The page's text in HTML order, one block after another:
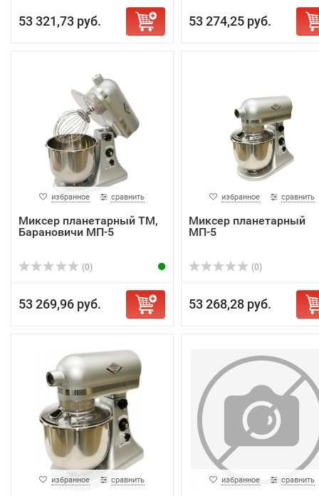
53 321,73 руб. 53 274,25 руб.
избранное сравнить
Миксер планетарный ТМ,
Барановичи МП-5
(0)
53 269,96 руб.
избранное сравнить
Миксер планетарный
МП-5
(0)
53 268,28 руб.
избранное сравнить избранное сравнить